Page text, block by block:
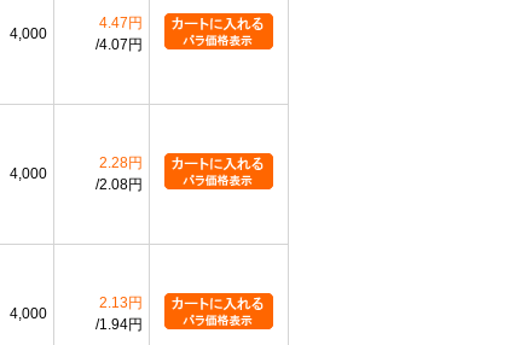
4,000
4.47円
4.07円
4,000
2.28円
2.08円
4,000
2.13円
1.94円